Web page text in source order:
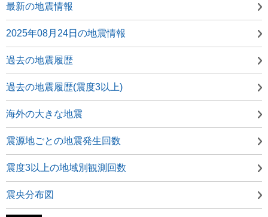
最新の地震情報
2025年08月24日の地震情報
過去の地震履歴
過去の地震履歴(震度3以上)
海外の大きな地震
震源地ごとの地震発生回数
震度3以上の地域別観測回数
震央分布図